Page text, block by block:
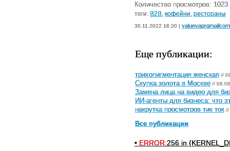
Количество просмотров: 1023
теги: B2B кофейни рестораны
30.11.2022 18:20 | valuevaprgmailcom
Еще публикации:
трихопигментация женская //
Скупка золота в Москве //
Замена лица на видео для
ИИ-агенты для бизнеса: что
накрутка просмотров тик ток //
Все публикации
• ERROR:256 in